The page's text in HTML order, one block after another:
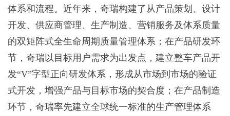
体系和流程。近年来，奇瑞构建了从产品策划、设计
开发、供应商管理、生产制造、营销服务及体系质量
的双矩阵式全生命周期质量管理体系；在产品研发环
节，奇瑞以目标用户需求为出发点，建立整车产品开
发“V”字型正向研发体系，形成从市场到市场的验证
式开发，增强产品与目标市场的契合度；在产品制造
环节，奇瑞率先建立全球统一标准的生产管理体系